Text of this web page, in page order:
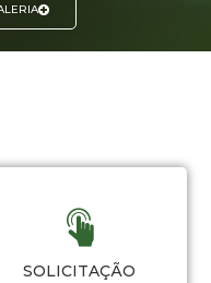
SOLICITAÇÃO